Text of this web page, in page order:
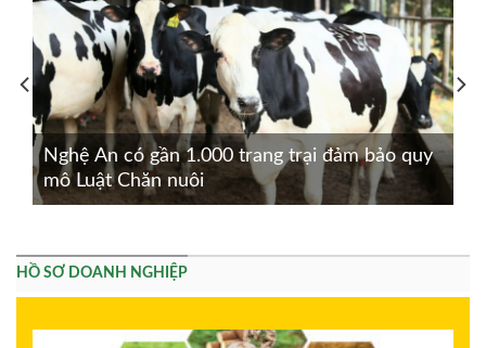
Nghệ An có gần 1.000 trang trại đảm bảo quy
mô Luật Chăn nuôi
HỒ SƠ DOANH NGHIỆP